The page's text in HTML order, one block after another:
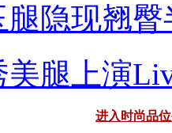
隐现翘
腿上演
进入时尚品